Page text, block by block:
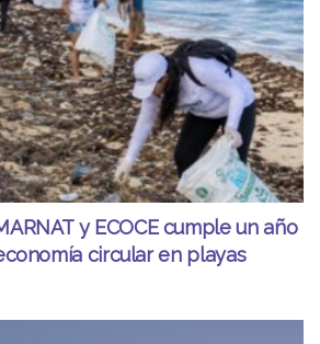
y ECOCE cumple un año
circular en playas